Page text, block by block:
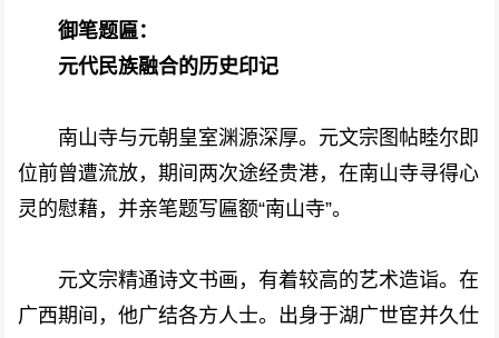
御笔题匾：
元代民族融合的历史印记
南山寺与元朝皇室渊源深厚。元文宗图帖睦尔即
位前曾遭流放，期间两次途经贵港，在南山寺寻得心
灵的慰藉，并亲笔题写匾额“南山寺”。
元文宗精通诗文书画，有着较高的艺术造诣。在
广西期间，他广结各方人士。出身于湖广世宦并久仕